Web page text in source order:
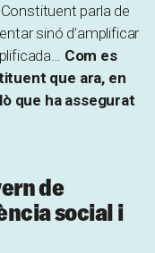
parla de
sinó d’amplificar
Com es
que ara, en
que ha assegurat
de
social i